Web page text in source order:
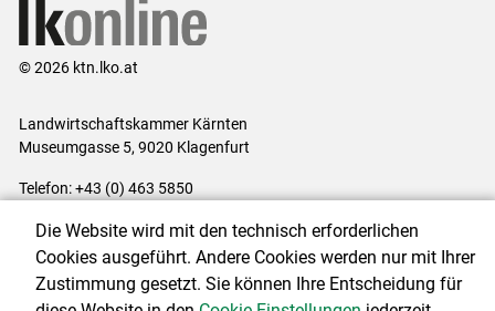
© 2026 ktn.lko.at
Landwirtschaftskammer Kärnten
Museumgasse 5, 9020 Klagenfurt
Telefon: +43 (0) 463 5850
Impressum|Kontakt|Datenschutzerklärung|Barrierefreiheit|
Cookie-Einstellungen
Die Website wird mit den technisch erforderlichen
Cookies ausgeführt. Andere Cookies werden nur mit Ihrer
Zustimmung gesetzt. Sie können Ihre Entscheidung für